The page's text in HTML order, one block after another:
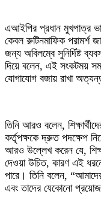
‎এআইপির প্রধান মুখপাত্র
কেবল রুটিনমাফিক পরামর্শ
জন্য অবিলম্বে সুনির্দিষ্ট
দিয়ে বলেন, এই সংকটময়
যোগাযোগ বজায় রাখা
‎তিনি আরও বলেন,
কর্তৃপক্ষকে দ্রুত পদক্ষেপ
আরও উল্লেখ করেন যে,
দেওয়া উচিত, কারণ এই
পারে। তিনি বলেন, “আমাদের
এবং তাদের যেকোনো